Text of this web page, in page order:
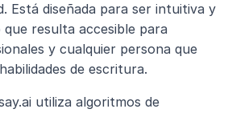
Está diseñada para ser intuitiva y
resulta accesible para
y cualquier persona que
de escritura.
utiliza algoritmos de